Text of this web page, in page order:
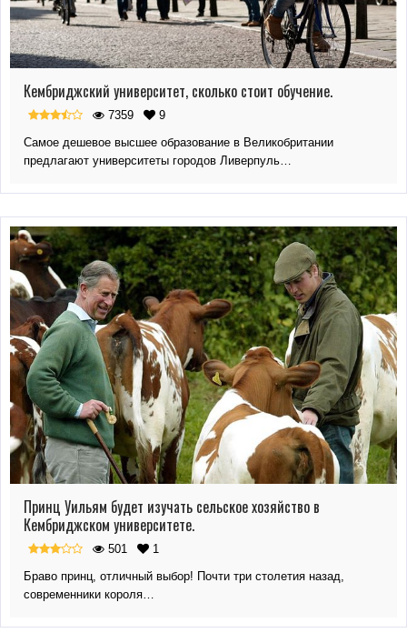
Кембриджский университет, сколько стоит обучение.
7359
9
Самое дешевое высшее образование в Великобритании
предлагают университеты городов Ливерпуль…
Принц Уильям будет изучать сельское хозяйство в
Кембриджском университете.
501
1
Браво принц, отличный выбор! Почти три столетия назад,
современники короля…